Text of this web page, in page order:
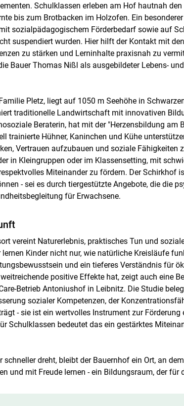
Schulklassen erleben am Hof hautnah
bis zum Brotbacken im Holzofen. Ein
sozialpädagogischem Förderbedarf sowie auf
suspendiert wurden. Hier hilft der Kontakt mit
zu stärken und Lerninhalte praxisnah zu
Bauer Thomas Nißl als ausgebildeter Lebens-
Pletz, liegt auf 1050 m Seehöhe in
traditionelle Landwirtschaft mit innovativen
Beraterin, hat mit der "Herzensbildung am
trainierte Hühner, Kaninchen und Kühe
Vertrauen aufzubauen und soziale Fähigkeiten
in Kleingruppen oder im Klassensetting, mit
Miteinander zu fördern. Der Schirkhof
- sei es durch tiergestützte Angebote, die die
für Erwachsene.
vereint Naturerlebnis, praktisches Tun und
Kinder nicht nur, wie natürliche Kreisläufe
und ein tieferes Verständnis für
positive Effekte hat, zeigt auch eine
Betrieb Anto­niushof in Leibnitz. Die Studie
sozialer Kompetenzen, der
- sie ist ein wertvolles Instrument zur
Schulklassen bedeutet das ein gestärktes
schneller dreht, bleibt der Bauernhof ein Ort, an
und mit Freude lernen - ein Bildungsraum, der